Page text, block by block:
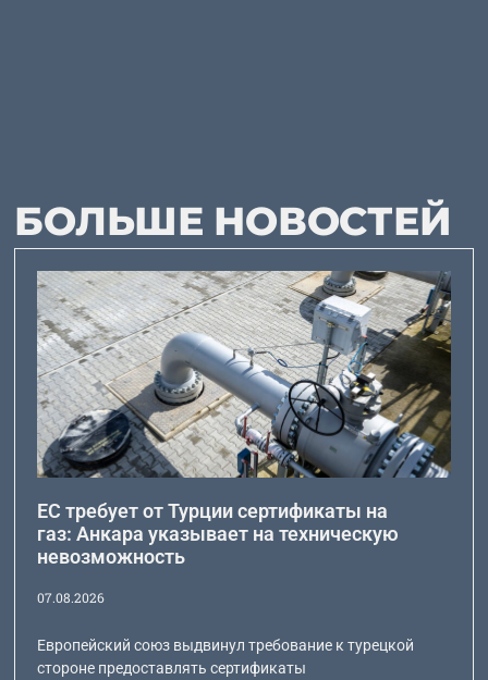
БОЛЬШЕ НОВОСТЕЙ
ЕС требует от Турции сертификаты на
газ: Анкара указывает на техническую
невозможность
07.08.2026
Европейский союз выдвинул требование к турецкой
стороне предоставлять сертификаты